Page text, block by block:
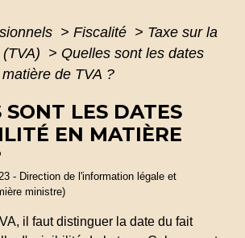
> Fiscalité > Taxe sur la
> Quelles sont les dates
de TVA ?
SONT LES DATES
EN MATIÈRE
- Direction de l'information légale et
ministre)
il faut distinguer la date du fait